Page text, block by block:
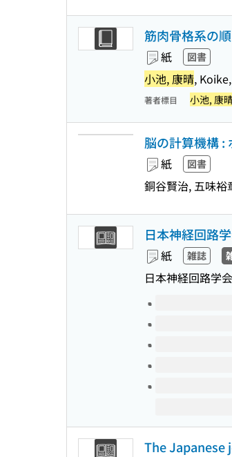
筋肉骨格系の
紙 図書
小池, 康晴,
著者標目 小池, 康
脳の計算機構 :
紙 図書
銅谷賢治, 五味裕
日本神経回路
紙 雑誌
日本神経回路学
このタイトルの巻号
The